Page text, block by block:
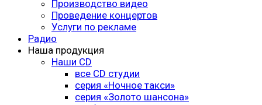
Производство видео
Проведение концертов
Услуги по рекламе
Радио
Наша продукция
Наши CD
все CD студии
серия «Ночное такси»
серия «Золото шансона»